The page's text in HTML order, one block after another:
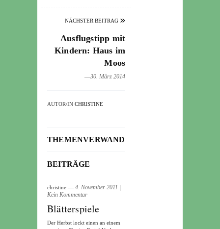
NÄCHSTER BEITRAG
Ausflugstipp mit
Kindern: Haus im
Moos
―30. März 2014
AUTOR/IN CHRISTINE
THEMENVERWANDTE
BEITRÄGE
christine ― 4. November 2011
Kein Kommentar
Blätterspiele
Der Herbst lockt einen an einem